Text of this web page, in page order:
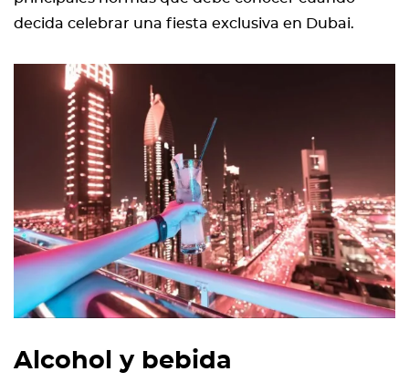
decida celebrar una fiesta exclusiva en Dubai.
Alcohol y bebida